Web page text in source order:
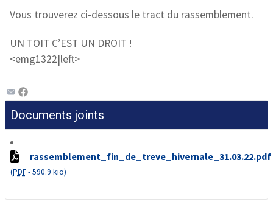
Vous trouverez ci-dessous le tract du rassemblement.
UN TOIT C’EST UN DROIT !
<emg1322|left>
Documents joints
rassemblement_fin_de_treve_hivernale_31.03.22.pdf
(PDF-590.9 kio)